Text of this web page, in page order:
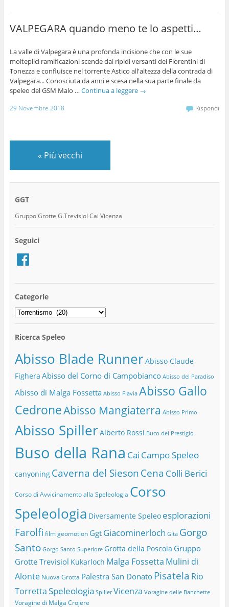
VALPEGARA quando meno te lo aspetti…
La valle di Valpegara è una profonda incisione che con le sue
molteplici ramificazioni scende dai ripidi versanti dei Fiorentini di
Tonezza e confluisce nel torrente Astico all'altezza della contrada di
Valpegara... Conosciuta da anni e scesa nella sua parte finale da
speleo del GSM Malo … Continua a leggere →
29 Novembre 2018 Rispondi
« Più vecchi
GGT
Gruppo Grotte G.Trevisiol Cai Vicenza
Seguici
Facebook
Categorie
Categorie
Ricerca Speleo
Abisso Blade RunnerAbisso Claude
Fighera Abisso del Corno di Campobianco Abisso del Paradiso
Abisso di Malga Fossetta Abisso Flavia Abisso Gallo
CedroneAbisso Mangiaterra Abisso Primo
Abisso SpillerAlberto Rossi Buco del Prestigio
Buso della Rana Cai Campo Speleo
canyoning Caverna del Sieson Cena Colli Berici
Corso di Avvicinamento alla Speleologia Corso
Speleologia Diversamente Speleo esplorazioni
Farolfi film geomotion Ggt Giacominerloch Gita Gorgo
Santo Gorgo Santo Superiore Grotta della Poscola Gruppo
Grotte Trevisiol Kukarloch Malga Fossetta Mulini di
Alonte Nuova Grotta Palestra San Donato Pisatela Rio
TorrettaSpeleologia Spiller Vicenza Voragine delle Banchette
Voragine di Malga Crojere